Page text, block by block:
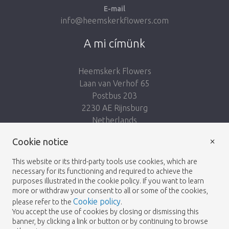
E-mail
info@heemskerkflowers.com
A mi címünk
Heemskerk Flowers
Laan van Verhof 65
Postbus 203
2230 AE Rijnsburg
Netherlands
© 2026 - Heemskerk Flowers
Cookie notice
This website or its third-party tools use cookies, which are
necessary for its functioning and required to achieve the
purposes illustrated in the cookie policy. If you want to learn
more or withdraw your consent to all or some of the cookies,
please refer to the Cookie policy.
You accept the use of cookies by closing or dismissing this
banner, by clicking a link or button or by continuing to browse
×